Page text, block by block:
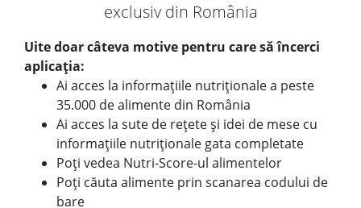
exclusiv din România
Uite doar câteva motive pentru care să încerci
aplicația:
Ai acces la informațiile nutriționale a peste
35.000 de alimente din România
Ai acces la sute de rețete și idei de mese cu
informațiile nutriționale gata completate
Poți vedea Nutri-Score-ul alimentelor
Poți căuta alimente prin scanarea codului de
bare